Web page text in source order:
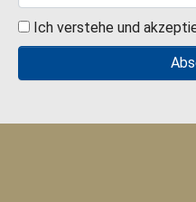
Ich verstehe und